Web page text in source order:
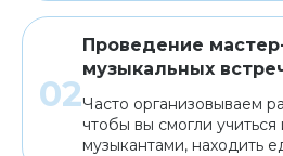
Проведение
музыкальных
Часто организовываем
чтобы вы смогли
музыкантами, находить